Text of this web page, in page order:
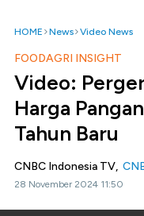
HOME News Video News
FOODAGRI INSIGHT
Video:
Harga
Tahun Baru
CNBC Indonesia TV,
28 November 2024 11:50